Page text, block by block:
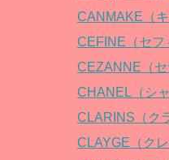
CANMAKE（キ
CEFINE（セフ
CEZANNE（セ
CHANEL（シャ
CLARINS（ク
CLAYGE（クレ